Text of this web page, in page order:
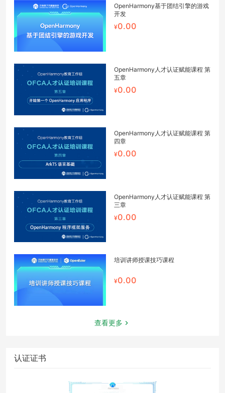
OpenHarmony基于团结引擎的游戏
开发
0.00
OpenHarmony人才认证赋能课程 第
五章
0.00
OpenHarmony人才认证赋能课程 第
四章
0.00
OpenHarmony人才认证赋能课程 第
三章
0.00
培训讲师授课技巧课程
0.00
查看更多
认证证书